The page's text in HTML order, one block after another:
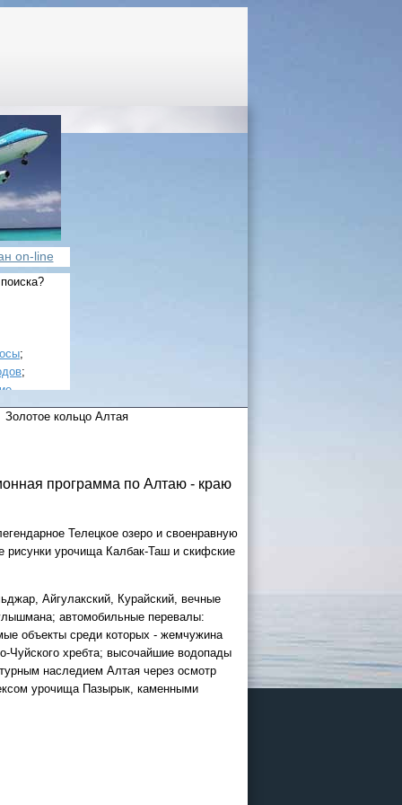
on-line
;
;
.
черное
.
кольцо Алтая
программа по Алтаю - краю
Телецкое озеро и своенравную
рисунки урочища Калбак-Таш и скифские
Айгулакский, Курайский, вечные
автомобильные перевалы:
объекты среди которых - жемчужина
Чуйского хребта; высочайшие водопады
наследием Алтая через осмотр
урочища Пазырык, каменными